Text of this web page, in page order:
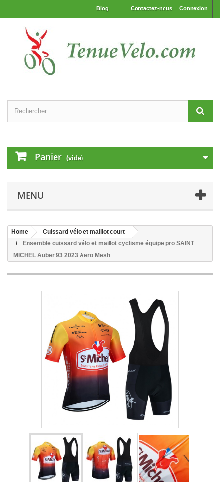
Connexion
Contactez-nous
Blog
Panier (vide)
MENU
Home
Cuissard vélo et maillot court
Ensemble cuissard vélo et maillot cyclisme équipe pro SAINT
MICHEL Auber 93 2023 Aero Mesh